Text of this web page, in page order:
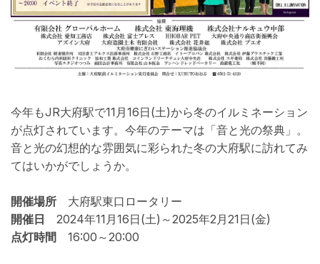
今年もJR大府駅で11月16日(土)から冬のイルミネーション
が点灯されています。今年のテーマは「音と光の祭典」。
音と光の幻想的な雰囲気に彩られた冬の大府駅に訪れてみ
てはいかがでしょうか。
開催場所 大府駅東口ロータリー
開催日 2024年11月16日(土)～2025年2月21日(金)
点灯時間 16:00～20:00